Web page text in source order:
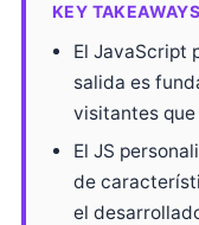
KEY TAKEAWAYS
El JavaScript
salida es
visitantes
El JS
de
el